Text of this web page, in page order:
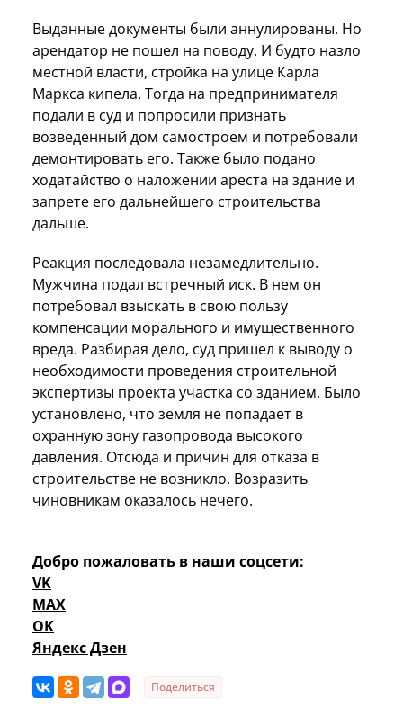
Выданные документы были аннулированы. Но
арендатор не пошел на поводу. И будто назло
местной власти, стройка на улице Карла
Маркса кипела. Тогда на предпринимателя
подали в суд и попросили признать
возведенный дом самостроем и потребовали
демонтировать его. Также было подано
ходатайство о наложении ареста на здание и
запрете его дальнейшего строительства
дальше.
Реакция последовала незамедлительно.
Мужчина подал встречный иск. В нем он
потребовал взыскать в свою пользу
компенсации морального и имущественного
вреда. Разбирая дело, суд пришел к выводу о
необходимости проведения строительной
экспертизы проекта участка со зданием. Было
установлено, что земля не попадает в
охранную зону газопровода высокого
давления. Отсюда и причин для отказа в
строительстве не возникло. Возразить
чиновникам оказалось нечего.
Добро пожаловать в наши соцсети:
VK
MAX
OK
Яндекс Дзен
Поделиться